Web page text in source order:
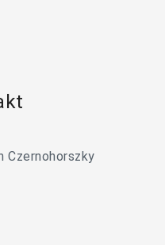
Czernohorszky